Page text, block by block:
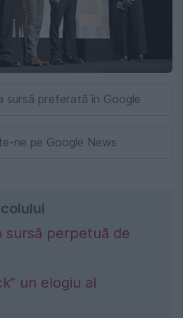
sursă preferată în Google
ne pe Google News
sursă perpetuă de
un elogiu al